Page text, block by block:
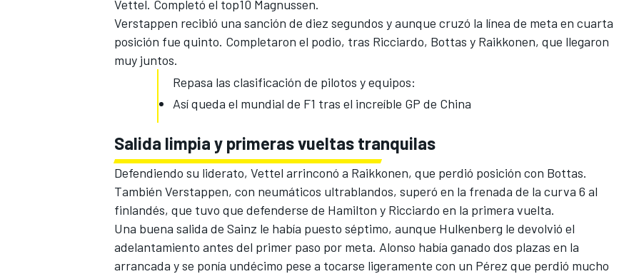
MÁS CATEGORÍAS
Vettel. Completó el top10 Magnussen.
Verstappen recibió una sanción de diez segundos y aunque cruzó la línea de meta en cuarta
posición fue quinto. Completaron el podio, tras Ricciardo, Bottas y Raikkonen, que llegaron
muy juntos.
Repasa las clasificación de pilotos y equipos:
Así queda el mundial de F1 tras el increíble GP de China
Salida limpia y primeras vueltas tranquilas
Defendiendo su liderato, Vettel arrinconó a Raikkonen, que perdió posición con Bottas.
También Verstappen, con neumáticos ultrablandos, superó en la frenada de la curva 6 al
finlandés, que tuvo que defenderse de Hamilton y Ricciardo en la primera vuelta.
Una buena salida de Sainz le había puesto séptimo, aunque Hulkenberg le devolvió el
adelantamiento antes del primer paso por meta. Alonso había ganado dos plazas en la
arrancada y se ponía undécimo pese a tocarse ligeramente con un Pérez que perdió mucho